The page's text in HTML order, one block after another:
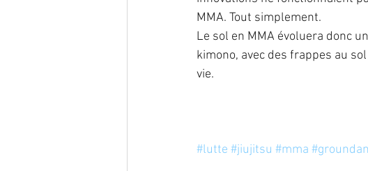
MMA. Tout simplement.
Le sol en MMA évoluera donc
kimono, avec des frappes au
vie.
#lutte #jiujitsu #mma